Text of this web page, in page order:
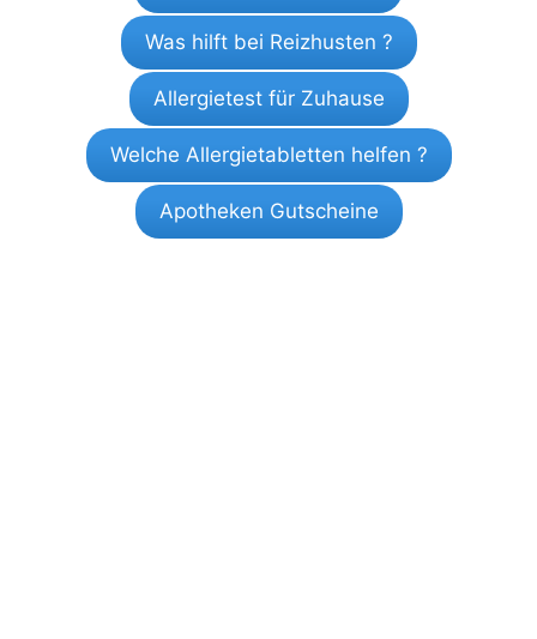
Was hilft bei Reizhusten ?
Allergietest für Zuhause
Welche Allergietabletten helfen ?
Apotheken Gutscheine